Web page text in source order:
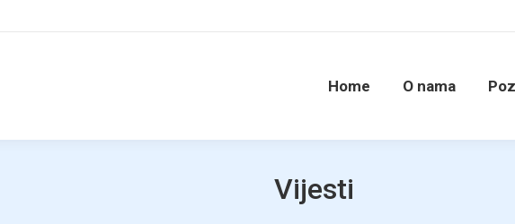
Home O nama
Vijesti